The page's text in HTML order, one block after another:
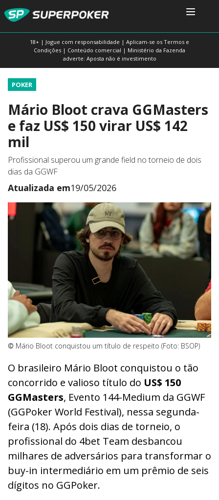
18+ | Jogue com responsabilidade | Aplicam-se os Termos e
Condições | Conteúdo comercial | Ministério da Fazenda
adverte: Aposta não é investimento
POKER
Mário Bloot crava GGMasters
e faz US$ 150 virar US$ 142
mil
Profissional superou um grande field no torneio de dois
dias da GGWF
Atualizada em19/05/2026
© Mário Bloot conquistou um título de respeito (Foto: BSOP)
O brasileiro Mário Bloot conquistou o tão
concorrido e valioso título do US$ 150
GGMasters, Evento 144-Medium da GGWF
(GGPoker World Festival), nessa segunda-
feira (18). Após dois dias de torneio, o
profissional do 4bet Team desbancou
milhares de adversários para transformar o
buy-in intermediário em um prêmio de seis
dígitos no GGPoker.